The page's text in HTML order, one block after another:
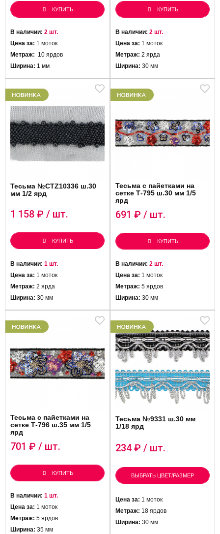
КУПИТЬ
В наличии: 2 шт.
Цена за: 1 моток
Метраж: 10 ярдов
Ширина: 1 мм
КУПИТЬ
В наличии: 2 шт.
Цена за: 1 моток
Метраж: 2 ярда
Ширина: 30 мм
Тесьма №CTZ10336 ш.30
мм 1/2 ярд
1 158 ₽ / шт.
КУПИТЬ
В наличии: 1 шт.
Цена за: 1 моток
Метраж: 2 ярда
Ширина: 30 мм
Тесьма с пайетками на
сетке Т-795 ш.30 мм 1/5
ярд
691 ₽ / шт.
КУПИТЬ
В наличии: 2 шт.
Цена за: 1 моток
Метраж: 5 ярдов
Ширина: 30 мм
Тесьма с пайетками на
сетке Т-796 ш.35 мм 1/5
ярд
701 ₽ / шт.
КУПИТЬ
В наличии: 1 шт.
Цена за: 1 моток
Метраж: 5 ярдов
Ширина: 35 мм
Тесьма №9331 ш.30 мм
1/18 ярд
234 ₽ / шт.
ВЫБРАТЬ ЦВЕТ/РАЗМЕР
Цена за: 1 моток
Метраж: 18 ярдов
Ширина: 30 мм